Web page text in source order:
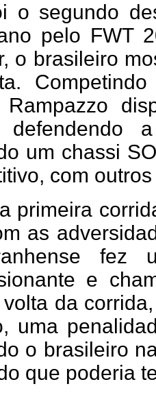
o segundo
pelo FWT
o brasileiro
Rampazzo
defendendo
um chassi
com
primeira
as
fez
e
da
uma
o brasileiro
que poderia